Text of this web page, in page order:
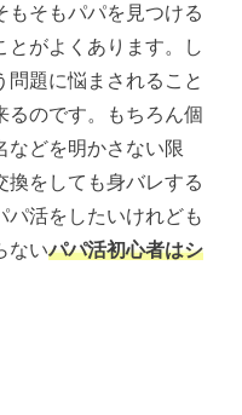
もそもパパを見つける
とがよくあります。し
題に悩まされること
るのです。もちろん個
などを明かさない限
換をしても身バレする
パ活をしたいけれども
ないパパ活初心者はシ